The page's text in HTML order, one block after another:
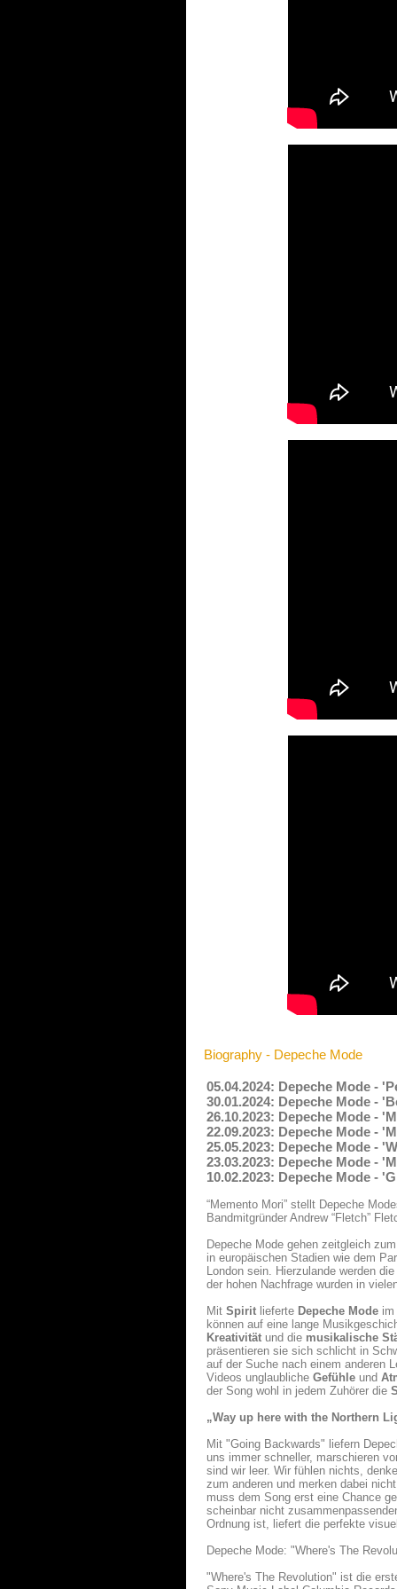
Biography - Depeche Mode
05.04.2024: Depeche Mode -
30.01.2024: Depeche Mode -
26.10.2023: Depeche Mode -
22.09.2023: Depeche Mode -
25.05.2023: Depeche Mode -
23.03.2023: Depeche Mode -
10.02.2023: Depeche Mode -
“Memento Mori” stellt Depeche
Bandmitgründer Andrew “Fletch”
Depeche Mode gehen zeitgleich
in europäischen Stadien wie dem
London sein. Hierzulande werden
der hohen Nachfrage wurden in
Mit Spirit lieferte Depeche Mode
können auf eine lange
Kreativität und die musikalische
präsentieren sie sich schlicht in
auf der Suche nach einem anderen
Videos unglaubliche Gefühle und
der Song wohl in jedem Zuhörer die
„Way up here with the Northern
Mit "Going Backwards" liefern
uns immer schneller, marschieren
sind wir leer. Wir fühlen nichts,
zum anderen und merken dabei
muss dem Song erst eine Chance
scheinbar nicht
Ordnung ist, liefert die perfekte
Depeche Mode: "Where's The
"Where's The Revolution" ist die